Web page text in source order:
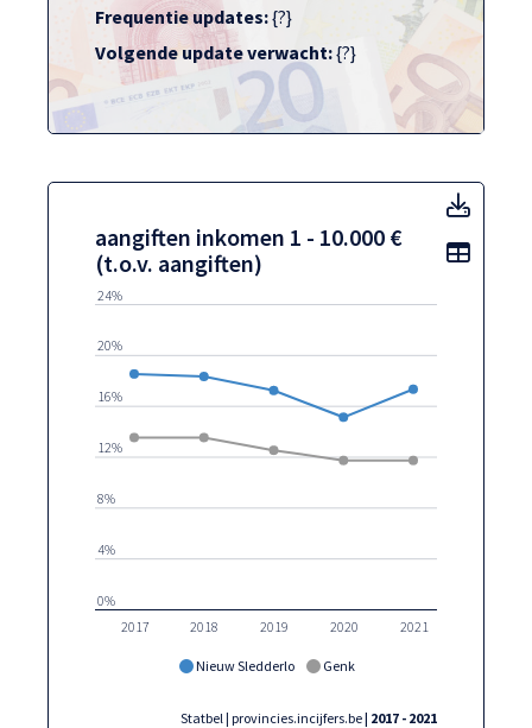
Frequentie updates:{?}
Volgende update verwacht:{?}
aangiften inkomen 1 - 10.000 €
(t.o.v. aangiften)
Nieuw Sledderlo Genk
2017 2018 2019 2020 2021
0%
4%
8%
12%
16%
20%
24%
Statbel | provincies.incijfers.be| 2017 - 2021
Toon